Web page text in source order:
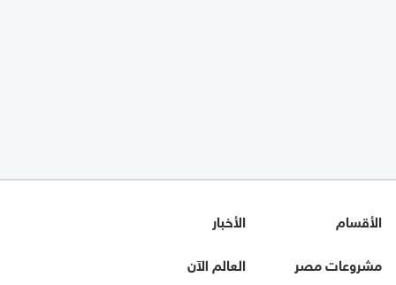
الأقسام
الأخبار
مشروعات مصر
العالم الآن